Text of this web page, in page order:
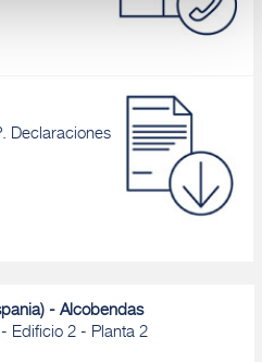
Declaraciones
- Alcobendas
Edificio 2 - Planta 2